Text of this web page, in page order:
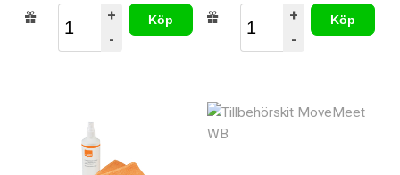
+
-
Köp
+
-
Köp